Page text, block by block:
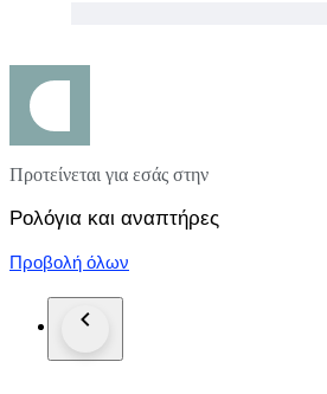
Προτείνεται για εσάς στην
Ρολόγια και αναπτήρες
Προβολή όλων